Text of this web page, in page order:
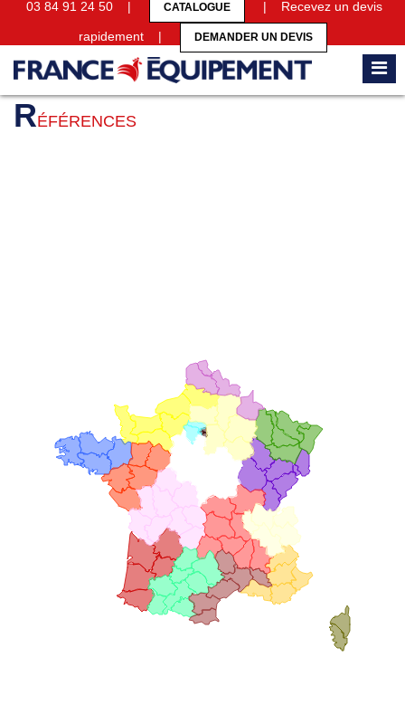
03 84 91 24 50 | CATALOGUE | Recevez un devis
rapidement | DEMANDER UN DEVIS
Accueil Références
RÉFÉRENCES